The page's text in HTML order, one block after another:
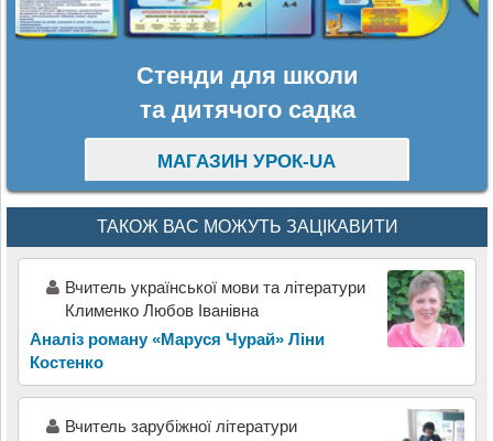
Стенди для школи
та дитячого садка
МАГАЗИН УРОК-UA
ТАКОЖ ВАС МОЖУТЬ ЗАЦІКАВИТИ
Вчитель української мови та літератури
Клименко Любов Іванівна
Аналіз роману «Маруся Чурай» Ліни
Костенко
Вчитель зарубіжної літератури